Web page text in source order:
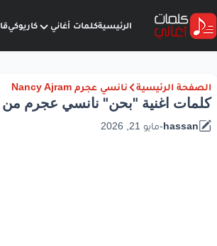
الرئيسيةكلمات أغاني كاريوكي
الصفحة الرئيسية نانسي عجرم Nancy Ajram
كلمات اغنية "بحن" نانسي عجرم من
hassan
-مايو 21, 2026